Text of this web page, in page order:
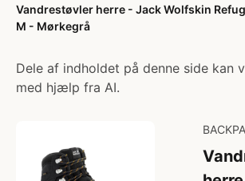
Vandrestøvler herre - Jack Wolfskin
M - Mørkegrå
Dele af indholdet på denne side kan
med hjælp fra AI.